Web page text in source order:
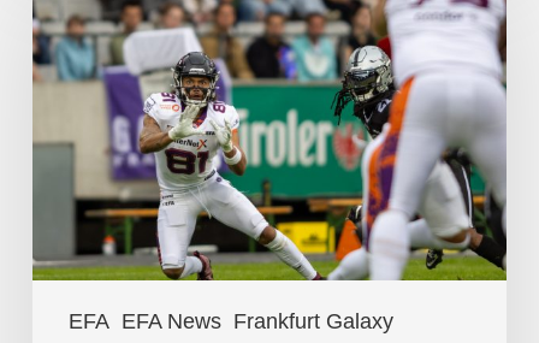
EFA EFA News Frankfurt Galaxy
feiert
ersten
Sieg,
warten